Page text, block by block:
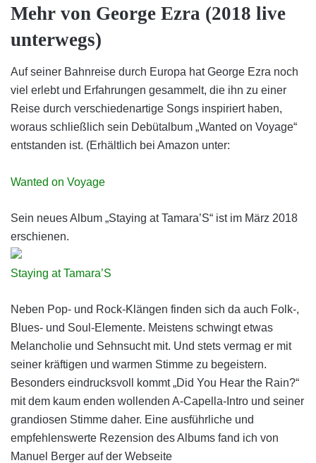
Mehr von George Ezra (2018 live
unterwegs)
Auf seiner Bahnreise durch Europa hat George Ezra noch
viel erlebt und Erfahrungen gesammelt, die ihn zu einer
Reise durch verschiedenartige Songs inspiriert haben,
woraus schließlich sein Debütalbum „Wanted on Voyage“
entstanden ist. (Erhältlich bei Amazon unter:
Wanted on Voyage
Sein neues Album „Staying at Tamara’S“ ist im März 2018
erschienen.
Staying at Tamara’S
Neben Pop- und Rock-Klängen finden sich da auch Folk-,
Blues- und Soul-Elemente. Meistens schwingt etwas
Melancholie und Sehnsucht mit. Und stets vermag er mit
seiner kräftigen und warmen Stimme zu begeistern.
Besonders eindrucksvoll kommt „Did You Hear the Rain?“
mit dem kaum enden wollenden A-Capella-Intro und seiner
grandiosen Stimme daher. Eine ausführliche und
empfehlenswerte Rezension des Albums fand ich von
Manuel Berger auf der Webseite